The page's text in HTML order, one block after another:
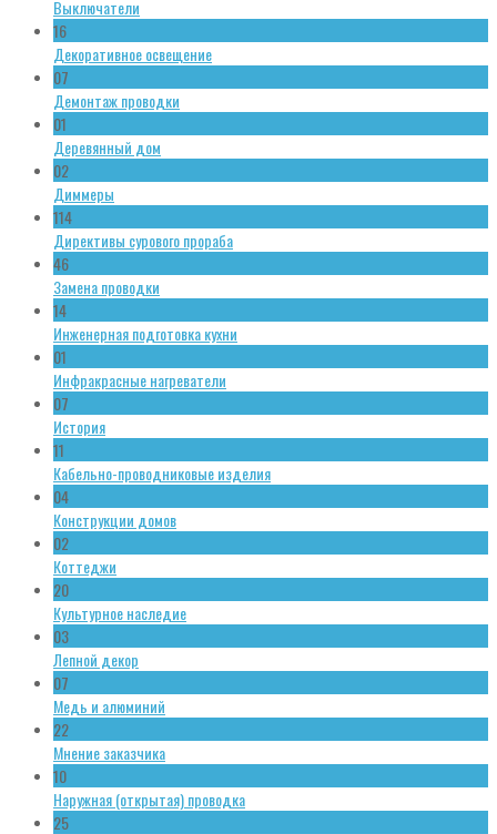
Выключатели
16
Декоративное освещение
07
Демонтаж проводки
01
Деревянный дом
02
Диммеры
114
Директивы сурового прораба
46
Замена проводки
14
Инженерная подготовка кухни
01
Инфракрасные нагреватели
07
История
11
Кабельно-проводниковые изделия
04
Конструкции домов
02
Коттеджи
20
Культурное наследие
03
Лепной декор
07
Медь и алюминий
22
Мнение заказчика
10
Наружная (открытая) проводка
25